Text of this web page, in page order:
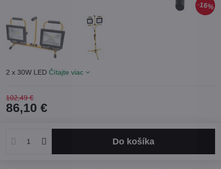
16%
2 x 30W LED Čítajte viac
102,49 €
86,10 €
Do košíka